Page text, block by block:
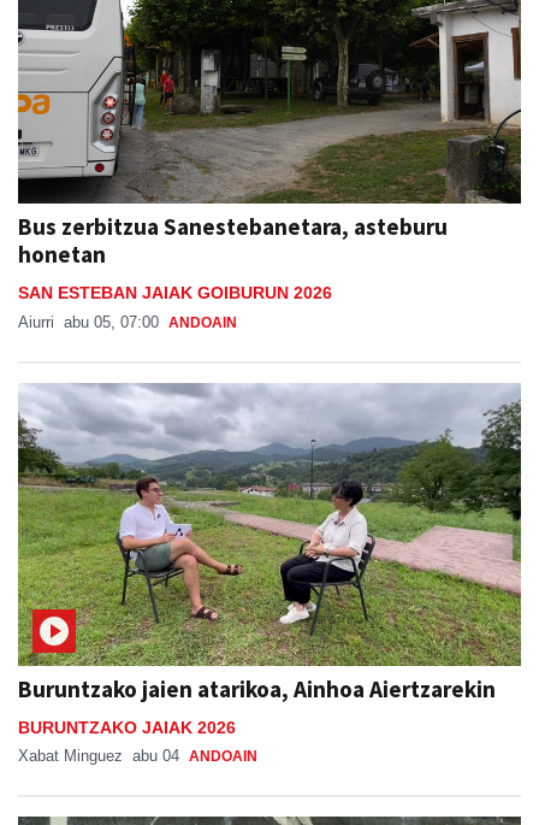
Bus zerbitzua Sanestebanetara, asteburu
honetan
SAN ESTEBAN JAIAK GOIBURUN 2026
Aiurri abu 05, 07:00 ANDOAIN
Buruntzako jaien atarikoa, Ainhoa Aiertzarekin
BURUNTZAKO JAIAK 2026
Xabat Minguez abu 04 ANDOAIN